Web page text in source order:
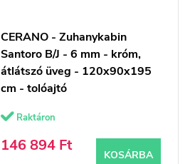
CERANO - Zuhanykabin
Santoro B/J - 6 mm - króm,
átlátszó üveg - 120x90x195
cm - tolóajtó
Raktáron
146 894 Ft
KOSÁRBA